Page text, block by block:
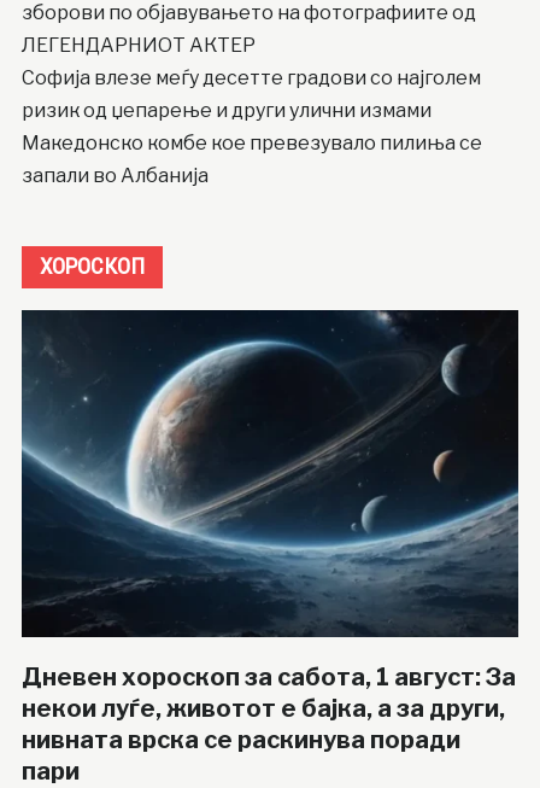
зборови по објавувањето на фотографиите од
ЛЕГЕНДАРНИОТ АКТЕР
Софија влезе меѓу десетте градови со најголем
ризик од џепарење и други улични измами
Македонско комбе кое превезувало пилиња се
запали во Албанија
ХОРОСКОП
Дневен хороскоп за сабота, 1 август: За
некои луѓе, животот е бајка, а за други,
нивната врска се раскинува поради
пари